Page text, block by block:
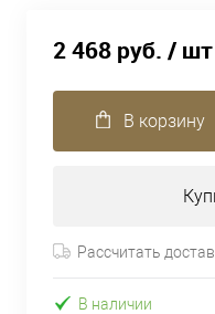
2 468 руб. / шт
В корзину
Рассчитать
В наличии